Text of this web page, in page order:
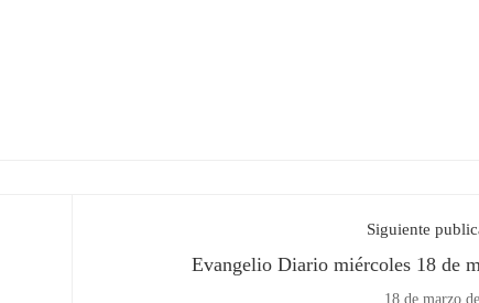
Siguiente
Evangelio Diario miércoles 18 de
18 de marzo